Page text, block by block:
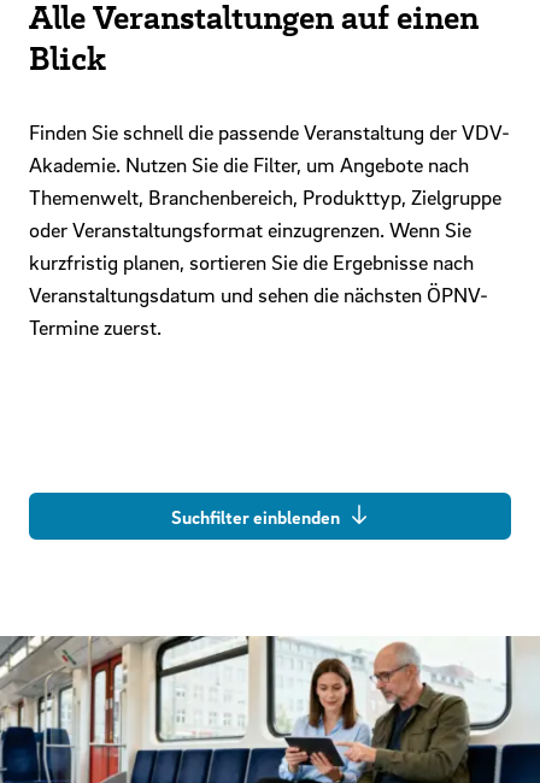
Alle Veranstaltungen auf einen
Blick
Finden Sie schnell die passende Veranstaltung der VDV-
Akademie. Nutzen Sie die Filter, um Angebote nach
Themenwelt, Branchenbereich, Produkttyp, Zielgruppe
oder Veranstaltungsformat einzugrenzen. Wenn Sie
kurzfristig planen, sortieren Sie die Ergebnisse nach
Veranstaltungsdatum und sehen die nächsten ÖPNV-
Termine zuerst.
Suchfilter einblenden